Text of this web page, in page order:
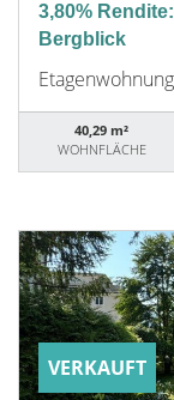
3,80%
Bergblick
Etagenwohnung
40,29 m²
WOHNFLÄCHE
VERKAUFT